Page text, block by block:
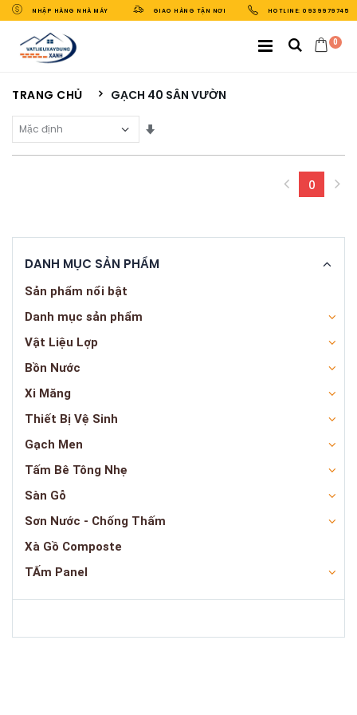
NHẬP HÀNG NHÀ MÁY GIAO HÀNG TẬN NƠI HOTLINE: 0939979745
0
TRANG CHỦ GẠCH 40 SÂN VƯỜN
Sắp Xếp Theo
0
DANH MỤC SẢN PHẨM
Sản phẩm nổi bật
Danh mục sản phẩm
Vật Liệu Lợp
Bồn Nước
Xi Măng
Thiết Bị Vệ Sinh
Gạch Men
Tấm Bê Tông Nhẹ
Sàn Gỗ
Sơn Nước - Chống Thấm
Xà Gồ Composte
TẤm Panel